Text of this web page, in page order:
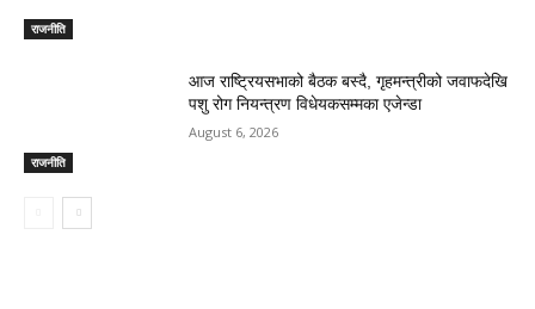
राजनीति
राजनीति
आज राष्ट्रियसभाको बैठक बस्दै, गृहमन्त्रीको जवाफदेखि
पशु रोग नियन्त्रण विधेयकसम्मका एजेन्डा
August 6, 2026